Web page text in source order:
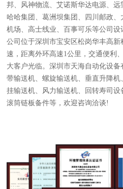
邦、风神物流、艾诺斯华达电源、
哈哈集团、葛洲坝集团、四川邮政
机场、高士线业、百事可乐等公司设
公司位于深圳市宝安区松岗华丰高
速，距离外环高速1公里，交通便利
大客户光临。深圳市天海自动化设
带输送机、螺旋输送机、垂直升降
挂输送机、风力输送机、回转寿司设
滚筒链板备件等，欢迎咨询洽谈!